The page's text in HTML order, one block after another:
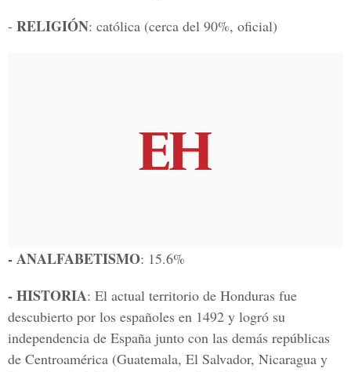
- RELIGIÓN: católica (cerca del 90%, oficial)
- ANALFABETISMO: 15.6%
- HISTORIA: El actual territorio de Honduras fue
descubierto por los españoles en 1492 y logró su
independencia de España junto con las demás repúblicas
de Centroamérica (Guatemala, El Salvador, Nicaragua y